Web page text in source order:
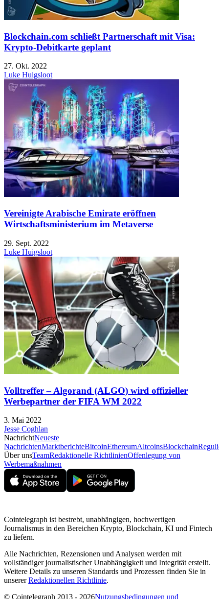
Blockchain.com schließt Partnerschaft mit Visa:
Krypto-Debitkarte geplant
27. Okt. 2022
Luke Huigsloot
Vereinigte Arabische Emirate eröffnen
Wirtschaftsministerium im Metaverse
29. Sept. 2022
Luke Huigsloot
Volltreffer – Algorand (ALGO) wird offizieller
Werbepartner der FIFA WM 2022
3. Mai 2022
Jesse Coghlan
NachrichtNeueste
NachrichtenMarktberichteBitcoinEthereumAltcoinsBlockchain
Über unsTeamRedaktionelle RichtlinienOffenlegung von
Werbemaßnahmen
Cointelegraph ist bestrebt, unabhängigen, hochwertigen
Journalismus in den Bereichen Krypto, Blockchain, KI und Fintech
zu liefern.
Alle Nachrichten, Rezensionen und Analysen werden mit
vollständiger journalistischer Unabhängigkeit und Integrität erstellt.
Weitere Details zu unseren Standards und Prozessen finden Sie in
unsererRedaktionellen Richtlinie.
© Cointelegraph 2013 - 2026Nutzungsbedingungen und